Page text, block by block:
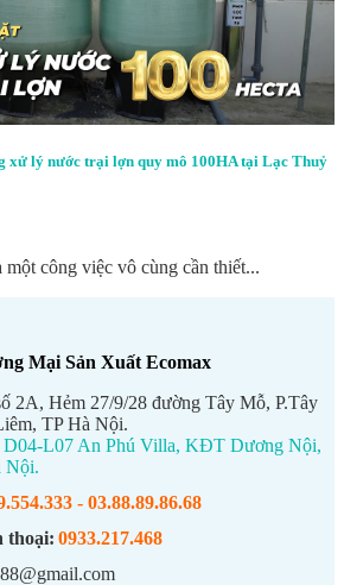
xử lý nước trại lợn quy mô 100HA tại Lạc Thuỷ
công việc vô cùng cần thiết...
Mại Sản Xuất Ecomax
2A, Hẻm 27/9/28 đường Tây Mỗ, P.Tây
TP Hà Nội.
D04-L07 An Phú Villa, KĐT Dương Nội,
Nội.
- 03.88.89.86.68
thoại: 0933.217.468